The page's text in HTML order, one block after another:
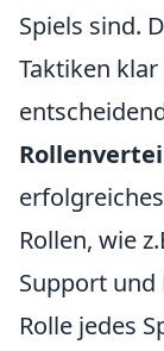
Spiels sind.
Taktiken
Rollen, wie
Support und
Rolle jedes